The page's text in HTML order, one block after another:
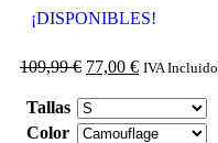
¡DISPONIBLES!
109,99€ 77,00 € IVA Incluido
Tallas
Color